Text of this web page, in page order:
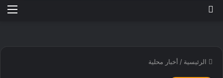
الرئيسية / أخبار محلية